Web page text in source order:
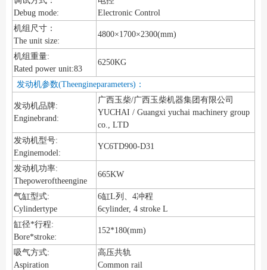
Debug mode:
Electronic Control
机组尺寸：
The unit size:
4800×1700×2300(mm)
机组重量:
Rated power unit:83
6250KG
发动机参数(Theengineparameters)：
发动机品牌:
Enginebrand:
广西玉柴/广西玉柴机器集团有限公司
YUCHAI / Guangxi yuchai machinery group
co., LTD
发动机型号:
Enginemodel:
YC6TD900-D31
发动机功率:
Thepoweroftheengine
665KW
气缸型式:
Cylindertype
6缸L列、4冲程
6cylinder, 4 stroke L
缸径*行程:
Bore*stroke:
152*180(mm)
吸气方式:
Aspiration
高压共轨
Common rail